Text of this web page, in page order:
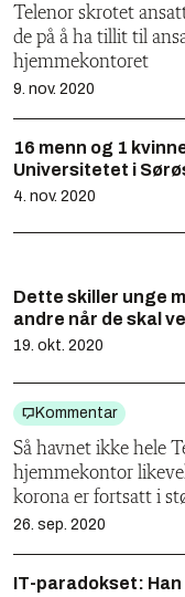
Telenor skrotet
de på å ha tillit til
hjemmekontoret
9. nov. 2020
16 menn og 1
Universitetet i
4. nov. 2020
Dette skiller unge
andre når de skal
19. okt. 2020
Kommentar
Så havnet ikke hele
hjemmekontor
korona er fortsatt i
26. sep. 2020
IT-paradokset: